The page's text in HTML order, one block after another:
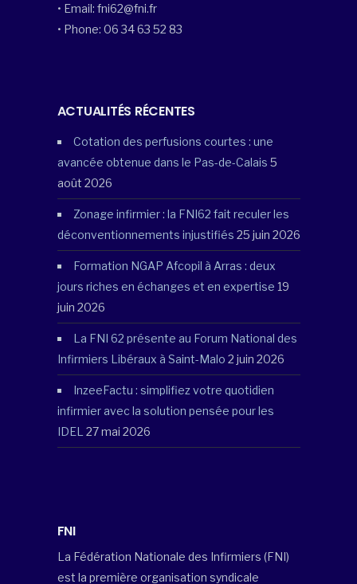
• Email: fni62@fni.fr
• Phone: 06 34 63 52 83
ACTUALITÉS RÉCENTES
Cotation des perfusions courtes : une
avancée obtenue dans le Pas-de-Calais 5
août 2026
Zonage infirmier : la FNI62 fait reculer les
déconventionnements injustifiés 25 juin 2026
Formation NGAP Afcopil à Arras : deux
jours riches en échanges et en expertise 19
juin 2026
La FNI 62 présente au Forum National des
Infirmiers Libéraux à Saint-Malo 2 juin 2026
InzeeFactu : simplifiez votre quotidien
infirmier avec la solution pensée pour les
IDEL 27 mai 2026
FNI
La Fédération Nationale des Infirmiers (FNI)
est la première organisation syndicale